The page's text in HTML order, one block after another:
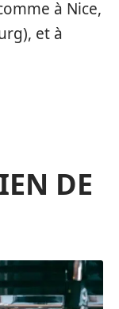
à Nice,
et à
DE